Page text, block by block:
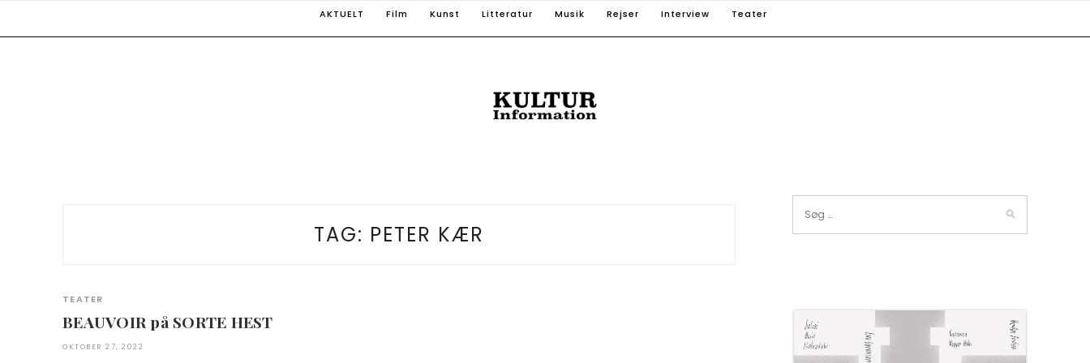
AKTUELT Film Kunst Litteratur Musik Rejser Interview Teater
TAG: PETER KÆR
TEATER
BEAUVOIR på SORTE HEST
OKTOBER 27, 2022